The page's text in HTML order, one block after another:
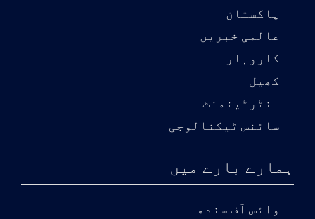
پاکستان
عالمی خبریں
کاروبار
کھیل
انٹرٹینمنٹ
سائنس ٹیکنالوجی
ہمارے بارے میں
وائس آف سندھ